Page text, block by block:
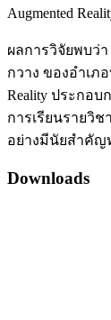
Augmented
ผลการวิจัยพบว่า
กวาง ของอำเภ
Reality ประกอ
การเรียนรายวิ
อย่างมีนัยสำคัญ
Downloads